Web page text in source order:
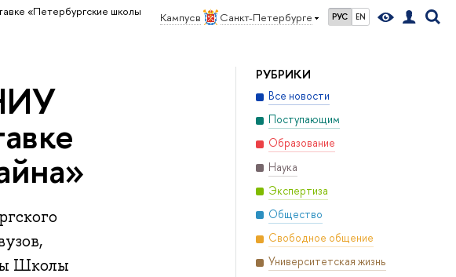
Кампус в Санкт-Петербурге РУС EN
«Петербургские школы
РУБРИКИ
Все новости
Поступающим
Образование
Наука
Экспертиза
Общество
Свободное общение
Университетская жизнь
Школы